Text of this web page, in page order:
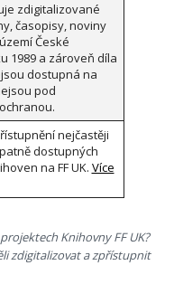
zdigitalizované
časopisy, noviny
České
1989 a zároveň díla
dostupná na
pod
nejčastěji
dostupných
na FF UK. Více
Knihovny FF UK?
zdigitalizovat a zpřístupnit